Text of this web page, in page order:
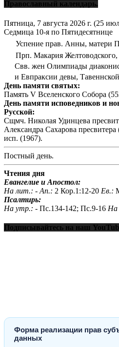
Православный календарь.
Пятница, 7 августа 2026 г. (25
Седмица 10-я по Пятидесятнице
Успение прав. Анны, матери
Прп. Макария
Свв. жен Олимпиады
и Евпраксии девы,
День памяти святых:
Память V Вселенского Собора
День памяти исповедников и
Русской:
Сщмч. Николая Удинцева
Александра Сахарова
исп. (1967).
Постный день.
Чтения дня
Евангелие и Апостол:
На лит.: - Ап.: 2 Кор.1:12-20 Ев.:
Псалтирь:
На утр.: - Пс.134-142; Пс.9-16 На
Подписывайтесь на наш
Форма реализации прав
данных